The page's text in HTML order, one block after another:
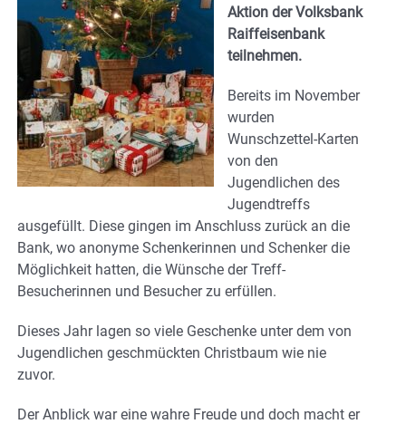
Aktion der Volksbank
Raiffeisenbank
teilnehmen.
Bereits im November
wurden
Wunschzettel-Karten
von den
Jugendlichen des
Jugendtreffs
ausgefüllt. Diese gingen im Anschluss zurück an die
Bank, wo anonyme Schenkerinnen und Schenker die
Möglichkeit hatten, die Wünsche der Treff-
Besucherinnen und Besucher zu erfüllen.
Dieses Jahr lagen so viele Geschenke unter dem von
Jugendlichen geschmückten Christbaum wie nie
zuvor.
Der Anblick war eine wahre Freude und doch macht er